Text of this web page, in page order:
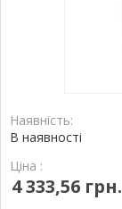
Наявність:
В наявності
Ціна :
4 333,56 грн.